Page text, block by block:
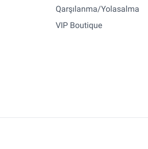
Qarşılanma/Yolasalma
VIP Boutique